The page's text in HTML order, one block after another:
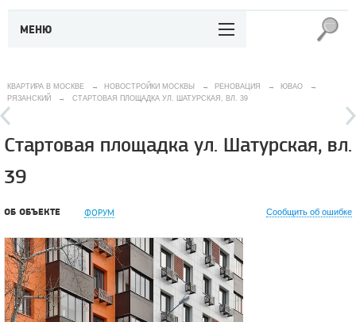
МЕНЮ
КВАРТИРА В МОСКВЕ → НОВОСТРОЙКИ МОСКВЫ → РЕНОВАЦИЯ → ЮВАО
→
РЯЗАНСКИЙ
→ СТАРТОВАЯ ПЛОЩАДКА УЛ. ШАТУРСКАЯ, ВЛ. 39
Стартовая площадка ул. Шатурская, вл.
39
ОБ ОБЪЕКТЕ ФОРУМ Сообщить об ошибке